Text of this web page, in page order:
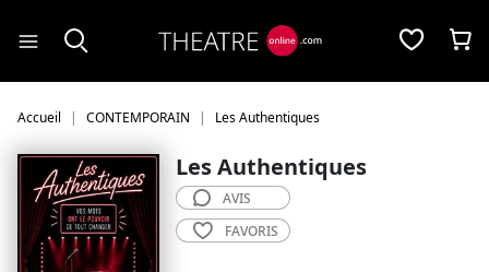
Accueil CONTEMPORAIN Les Authentiques
Les Authentiques
AVIS
FAVORIS